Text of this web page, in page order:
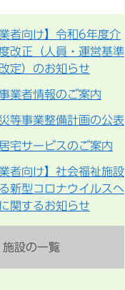
業者向け】令和6年度介
改正（人員・運営基準
定）のお知らせ
業者情報のご案内
等事業整備計画の公表
宅サービスのご案内
業者向け】社会福祉施設
新型コロナウイルスへ
関するお知らせ
施設の一覧